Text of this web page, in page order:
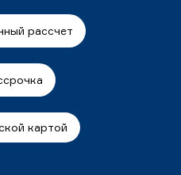
рассчет
картой